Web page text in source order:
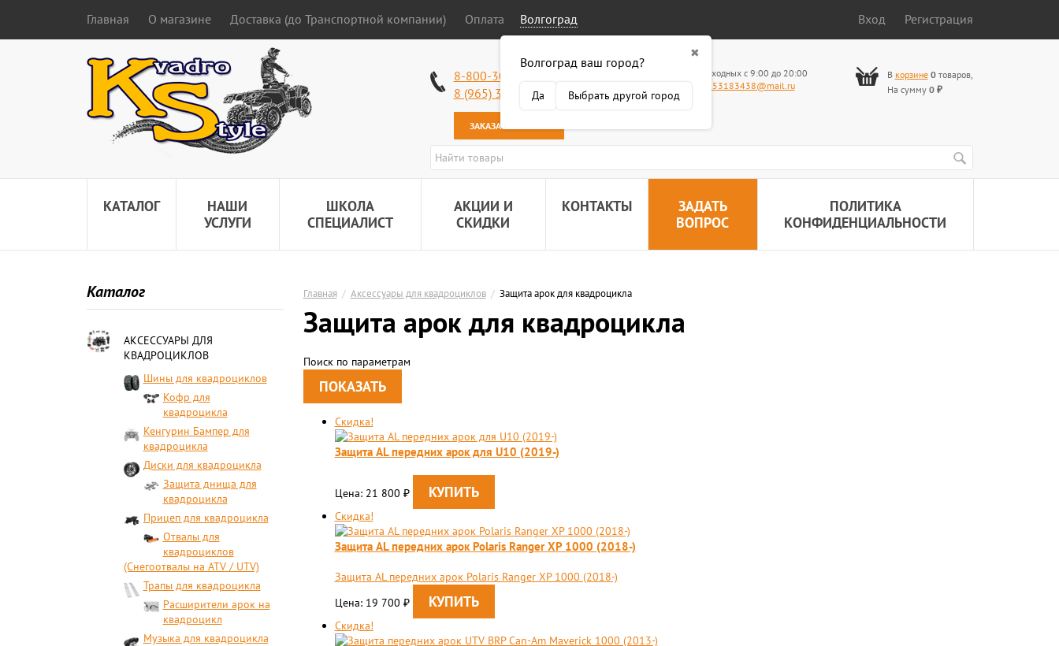
Главная О магазине Доставка (до Транспортной компании) Оплата Волгоград
✖
Волгоград ваш город?
Да Выбрать другой город
Вход Регистрация
8-800-301-50-58
8 (965) 318-34-38
ЗАКАЗАТЬ ЗВОНОК
Работаем без выходных с 9:00 до 20:00
89653183438@mail.ru
В корзине 0товаров,
На сумму 0 ₽
КАТАЛОГ
НАШИ
УСЛУГИ
ШКОЛА
СПЕЦИАЛИСТ
АКЦИИ И
СКИДКИ
КОНТАКТЫ
ЗАДАТЬ
ВОПРОС
ПОЛИТИКА
КОНФИДЕНЦИАЛЬНОСТИ
Каталог
АКСЕССУАРЫ ДЛЯ
КВАДРОЦИКЛОВ
Шины для квадроциклов
Кофр для
квадроцикла
Кенгурин Бампер для
квадроцикла
Диски для квадроцикла
Защита днища для
квадроцикла
Прицеп для квадроцикла
Отвалы для
квадроциклов
(Снегоотвалы на ATV / UTV)
Трапы для квадроцикла
Расширители арок на
квадроцикл
Музыка для квадроцикла
Главная / Аксессуары для квадроциклов / Защита арок для квадроцикла
Защита арок для квадроцикла
Поиск по параметрам
Скидка!
Защита AL передних арок для U10 (2019-)
Цена: 21 800 ₽
Скидка!
Защита AL передних арок Polaris Ranger XP 1000 (2018-)
Защита AL передних арок Polaris Ranger XP 1000 (2018-)
Цена: 19 700 ₽
Скидка!